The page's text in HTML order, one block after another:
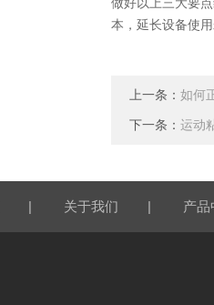
本，延长设备使
上一条： 如何
下一条： 运动
| 关于我们 | 产品